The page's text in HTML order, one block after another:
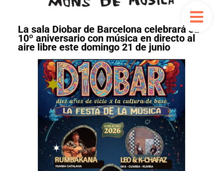
La sala Diobar de Barcelona celebrará su
10º aniversario con música en directo al
aire libre este domingo 21 de junio